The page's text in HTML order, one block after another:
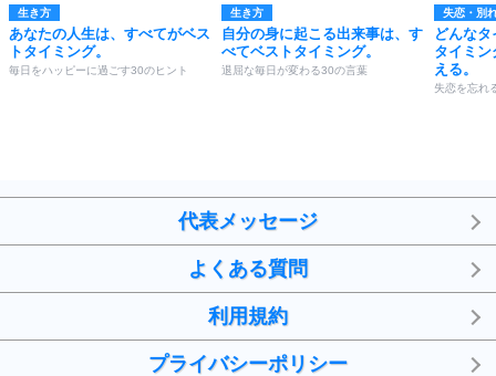
生き方
あなたの人生は、すべてがベス
トタイミング。
毎日をハッピーに過ごす30のヒント
生き方
自分の身に起こる出来事は、す
べてベストタイミング。
退屈な毎日が変わる30の言葉
失恋・別
どんな
タイミ
える。
失恋を忘れ
代表メッセージ
よくある質問
利用規約
プライバシーポリシー